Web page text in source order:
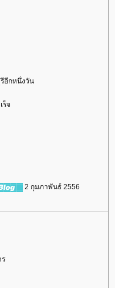
อีกหนึ่งวัน
ร็จ
2 กุมภาพันธ์ 2556
ร